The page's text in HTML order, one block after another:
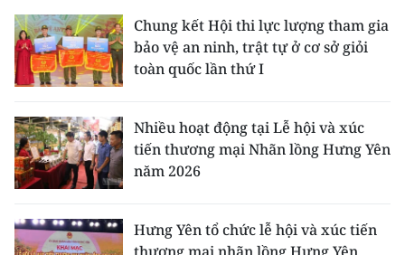
Chung kết Hội thi lực lượng tham gia
bảo vệ an ninh, trật tự ở cơ sở giỏi
toàn quốc lần thứ I
Nhiều hoạt động tại Lễ hội và xúc
tiến thương mại Nhãn lồng Hưng Yên
năm 2026
Hưng Yên tổ chức lễ hội và xúc tiến